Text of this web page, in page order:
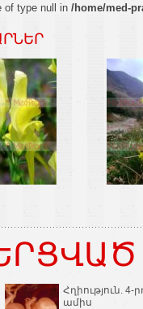
of type null in /home/med-
Հղիություն. 4-
ամիս